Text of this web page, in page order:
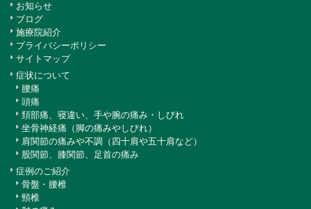
お知らせ
ブログ
施療院紹介
プライバシーポリシー
サイトマップ
症状について
腰痛
頭痛
頚部痛、寝違い、手や腕の痛み・しびれ
坐骨神経痛（脚の痛みやしびれ）
肩関節の痛みや不調（四十肩や五十肩など）
股関節、膝関節、足首の痛み
症例のご紹介
骨盤・腰椎
頸椎